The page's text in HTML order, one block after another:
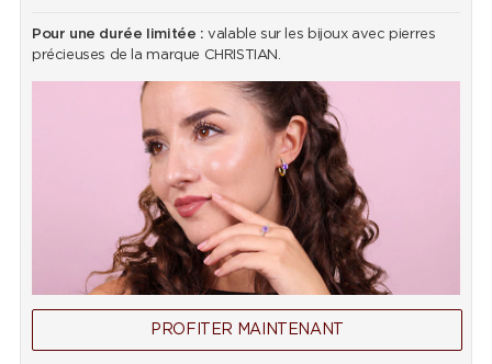
Pour une durée limitée : valable sur les bijoux avec pierres
précieuses de la marque CHRISTIAN.
PROFITER MAINTENANT